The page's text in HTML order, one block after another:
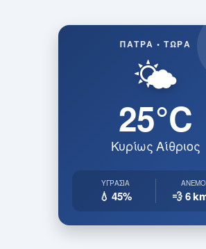
ΠΆΤΡΑ • ΤΏΡΑ
🌤️
25°C
Κυρίως Αίθριος
ΥΓΡΑΣΊΑ
💧 45% 💨 6